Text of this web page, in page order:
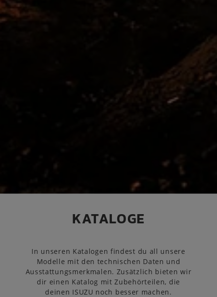
KATALOGE
In unseren Katalogen findest du all unsere
Modelle mit den technischen Daten und
Ausstattungsmerkmalen. Zusätzlich bieten wir
dir einen Katalog mit Zubehörteilen, die
deinen ISUZU noch besser machen.